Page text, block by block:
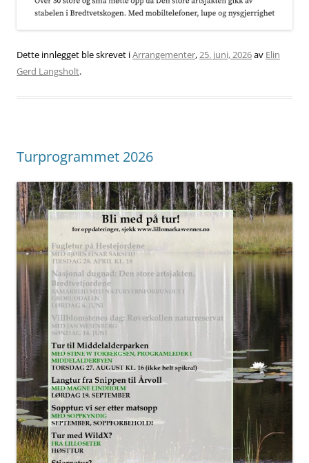
Dette innlegget ble skrevet iArrangementer,25. juni, 2026av Elin
Gerd Langsholt.
Turprogrammet 2026